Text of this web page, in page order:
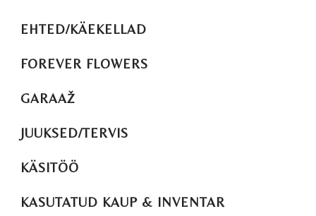
EHTED/KÄEKELLAD
FOREVER FLOWERS
GARAAŽ
JUUKSED/TERVIS
KÄSITÖÖ
KASUTATUD KAUP & INVENTAR